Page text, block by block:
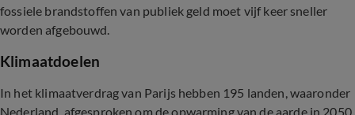
fossiele brandstoffen van publiek geld moet vijf keer sneller
worden afgebouwd.
Klimaatdoelen
In het klimaatverdrag van Parijs hebben 195 landen, waaronder
Nederland, afgesproken om de opwarming van de aarde in 2050